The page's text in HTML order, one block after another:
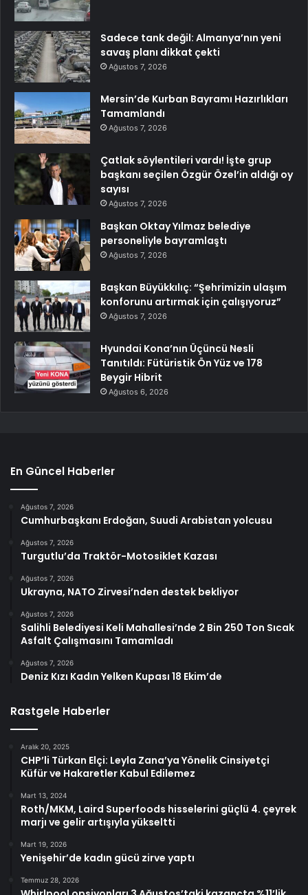
Sadece tank değil: Almanya’nın yeni
savaş planı dikkat çekti
Ağustos 7, 2026
Mersin’de Kurban Bayramı Hazırlıkları
Tamamlandı
Ağustos 7, 2026
Çatlak söylentileri vardı! İşte grup
başkanı seçilen Özgür Özel’in aldığı oy
sayısı
Ağustos 7, 2026
Başkan Oktay Yılmaz belediye
personeliyle bayramlaştı
Ağustos 7, 2026
Başkan Büyükkılıç: “Şehrimizin ulaşım
konforunu artırmak için çalışıyoruz”
Ağustos 7, 2026
Hyundai Kona’nın Üçüncü Nesli
Tanıtıldı: Fütüristik Ön Yüz ve 178
Beygir Hibrit
Ağustos 6, 2026
En Güncel Haberler
Ağustos 7, 2026
Cumhurbaşkanı Erdoğan, Suudi Arabistan yolcusu
Ağustos 7, 2026
Turgutlu’da Traktör-Motosiklet Kazası
Ağustos 7, 2026
Ukrayna, NATO Zirvesi’nden destek bekliyor
Ağustos 7, 2026
Salihli Belediyesi Keli Mahallesi’nde 2 Bin 250 Ton Sıcak
Asfalt Çalışmasını Tamamladı
Ağustos 7, 2026
Deniz Kızı Kadın Yelken Kupası 18 Ekim’de
Rastgele Haberler
Aralık 20, 2025
CHP’li Türkan Elçi: Leyla Zana’ya Yönelik Cinsiyetçi
Küfür ve Hakaretler Kabul Edilemez
Mart 13, 2024
Roth/MKM, Laird Superfoods hisselerini güçlü 4. çeyrek
marjı ve gelir artışıyla yükseltti
Mart 19, 2026
Yenişehir’de kadın gücü zirve yaptı
Temmuz 28, 2026